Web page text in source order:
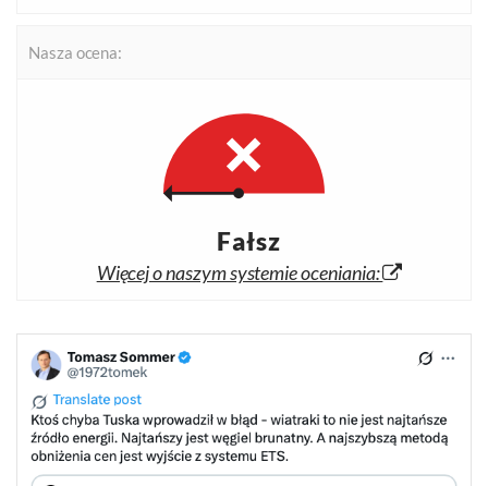
Nasza ocena:
Fałsz
Więcej o naszym systemie oceniania: